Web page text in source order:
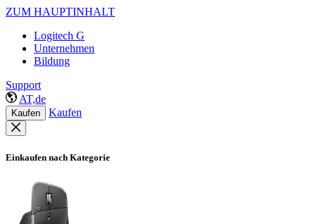
ZUM HAUPTINHALT
Logitech G
Unternehmen
Bildung
Support
AT,de
Kaufen Kaufen
Einkaufen nach Kategorie